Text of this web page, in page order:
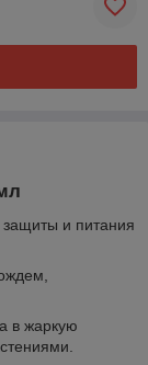
защиты и питания
в жаркую